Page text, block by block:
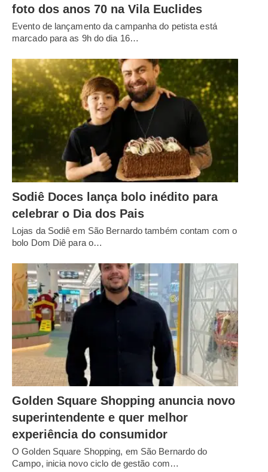
foto dos anos 70 na Vila Euclides
Evento de lançamento da campanha do petista está
marcado para as 9h do dia 16…
Sodiê Doces lança bolo inédito para
celebrar o Dia dos Pais
Lojas da Sodiê em São Bernardo também contam com o
bolo Dom Diê para o…
Golden Square Shopping anuncia novo
superintendente e quer melhor
experiência do consumidor
O Golden Square Shopping, em São Bernardo do
Campo, inicia novo ciclo de gestão com…